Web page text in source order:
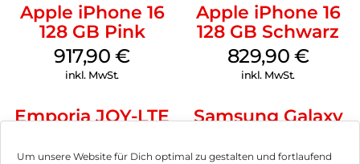
Um unsere Website für Dich optimal zu gestalten und fortlaufend
Apple iPhone 16
128 GB Pink
917,90€
inkl. MwSt.
Apple iPhone 16
128 GB Schwarz
829,90 €
inkl. MwSt.
Emporia JOY-LTE
Samsung Galaxy
Titanium Silver